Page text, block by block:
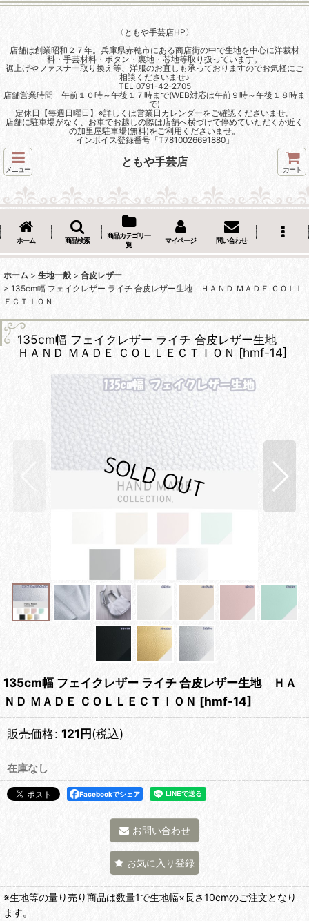
〈ともや手芸店HP〉
店舗は創業昭和２７年。兵庫県赤穂市にある商店街の中で生地を中心に洋裁材
料・手芸材料・ボタン・裏地・芯地等取り扱っています。
裾上げやファスナー取り換え等、洋服のお直しも承っておりますのでお気軽にご
相談くださいませ♪
TEL 0791-42-2705
店舗営業時間 午前１０時～午後１７時まで(WEB対応は午前９時～午後１８時ま
で)
定休日【毎週日曜日】※詳しくは営業日カレンダーをご確認くださいませ。
店舗に駐車場がなく、お車でお越しの際は店舗へ横づけで停めていただくか近く
の加里屋駐車場(無料)をご利用くださいませ。
インボイス登録番号「T7810026691880」
メニュー
ともや手芸店
カート
ホーム 商品検索
商品カテゴリ一
覧
マイページ 問い合わせ
ホーム > 生地一般 > 合皮レザー
> 135cm幅 フェイクレザー ライチ 合皮レザー生地 ＨＡＮＤ ＭＡＤＥ ＣＯＬＬ
ＥＣＴＩＯＮ
135cm幅 フェイクレザー ライチ 合皮レザー生地
ＨＡＮＤ ＭＡＤＥ ＣＯＬＬＥＣＴＩＯＮ [hmf-14]
135cm幅 フェイクレザー ライチ 合皮レザー生地 ＨＡ
ＮＤ ＭＡＤＥ ＣＯＬＬＥＣＴＩＯＮ [hmf-14]
販売価格: 121円(税込)
在庫なし
Facebookでシェア
お問い合わせ
お気に入り登録
※生地等の量り売り商品は数量1で生地幅×長さ10cmのご注文となり
ます。